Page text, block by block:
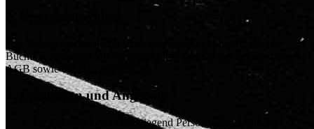
Der Vertrag kommt durch Unterzeichnung vor Ort oder Online-
Buchung zustande. Mit Vertragsschluss erkennt der Kunde diese
AGB sowie die Hausordnung an.
3. Leistungen und Angebote
Gravital bietet überwiegend Personal Training nach